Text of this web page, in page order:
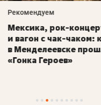
Рекомендуем
Мексика, рок-концерт
и вагон с чак-чаком: как
в Менделеевске прошла
«Гонка Героев»